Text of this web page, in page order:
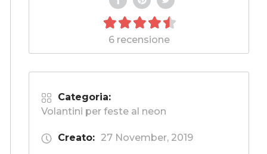
6 recensione
Categoria:
Volantini per feste al neon
Creato: 27 November, 2019